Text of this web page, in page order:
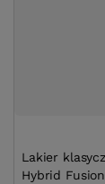
Lakier
Hybrid